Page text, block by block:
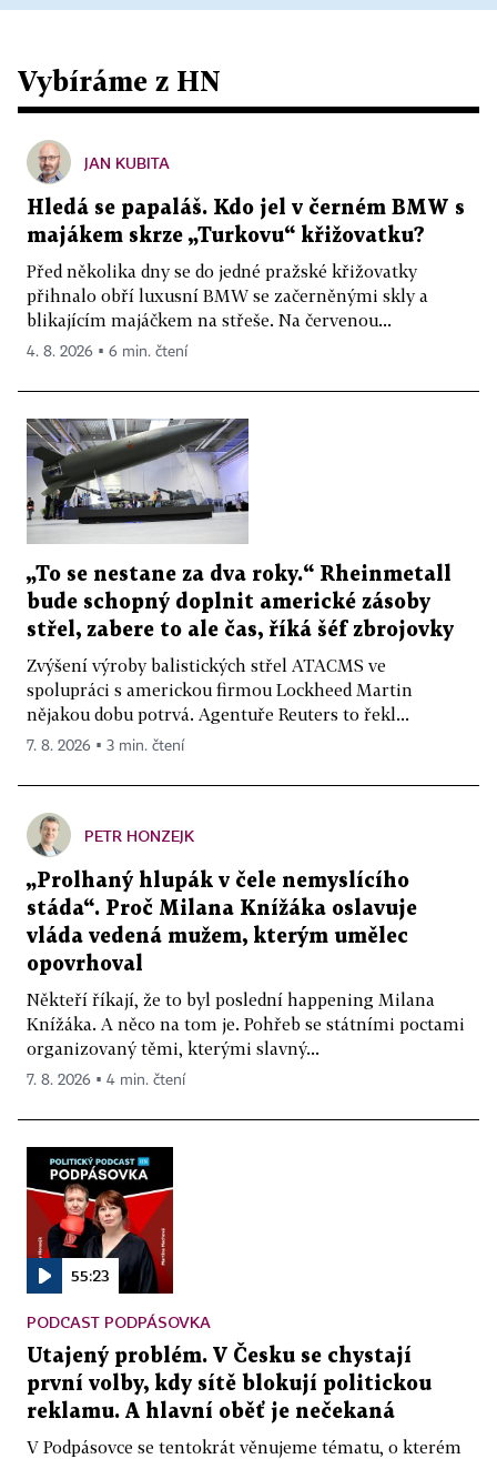
Vybíráme z HN
JAN KUBITA
Hledá se papaláš. Kdo jel v černém BMW s
majákem skrze „Turkovu“ křižovatku?
Před několika dny se do jedné pražské křižovatky
přihnalo obří luxusní BMW se začerněnými skly a
blikajícím majáčkem na střeše. Na červenou...
4. 8. 2026 ▪ 6 min. čtení
„To se nestane za dva roky.“ Rheinmetall
bude schopný doplnit americké zásoby
střel, zabere to ale čas, říká šéf zbrojovky
Zvýšení výroby balistických střel ATACMS ve
spolupráci s americkou firmou Lockheed Martin
nějakou dobu potrvá. Agentuře Reuters to řekl...
7. 8. 2026 ▪ 3 min. čtení
PETR HONZEJK
„Prolhaný hlupák v čele nemyslícího
stáda“. Proč Milana Knížáka oslavuje
vláda vedená mužem, kterým umělec
opovrhoval
Někteří říkají, že to byl poslední happening Milana
Knížáka. A něco na tom je. Pohřeb se státními poctami
organizovaný těmi, kterými slavný...
7. 8. 2026 ▪ 4 min. čtení
55:23
PODCAST PODPÁSOVKA
Utajený problém. V Česku se chystají
první volby, kdy sítě blokují politickou
reklamu. A hlavní oběť je nečekaná
V Podpásovce se tentokrát věnujeme tématu, o kterém